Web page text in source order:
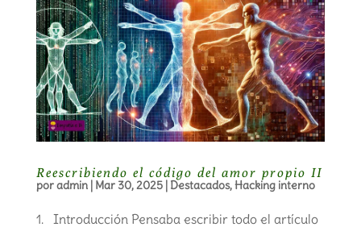
Reescribiendo el código del amor propio II
poradmin| Mar 30, 2025| Destacados,Hacking interno
1. Introducción Pensaba escribir todo el artículo